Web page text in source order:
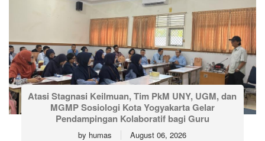
Atasi Stagnasi Keilmuan, Tim PkM UNY, UGM, dan
MGMP Sosiologi Kota Yogyakarta Gelar
Pendampingan Kolaboratif bagi Guru
by humas August 06, 2026